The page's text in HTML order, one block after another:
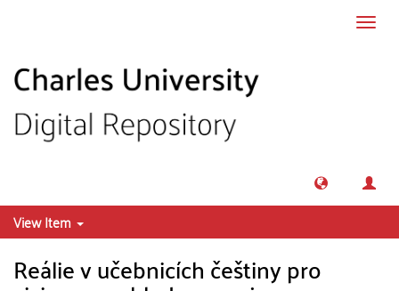
View Item
Reálie v učebnicích češtiny pro